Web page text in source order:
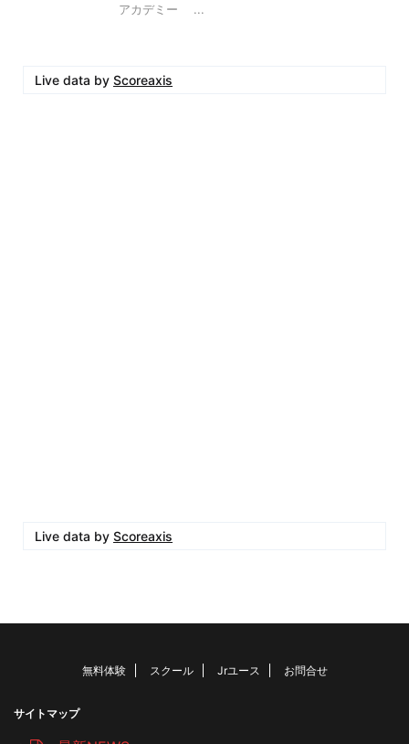
アカデミー ...
Live data by Scoreaxis
Live data by Scoreaxis
無料体験 スクール Jrユース お問合せ
サイトマップ